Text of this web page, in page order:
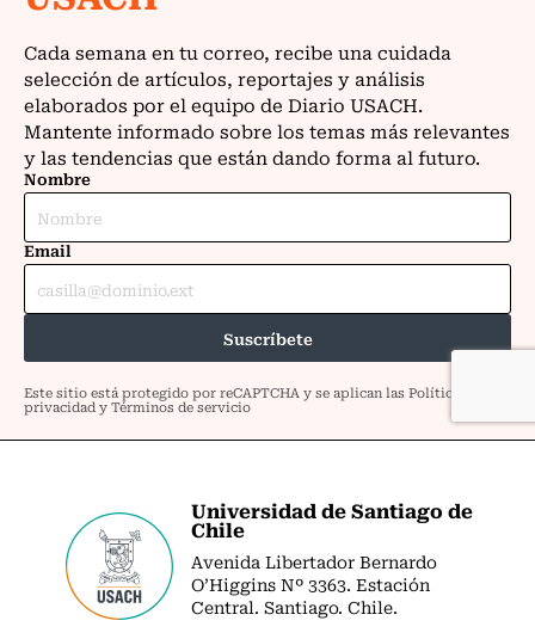
Universidad de Santiago de
Chile
Avenida Libertador Bernardo
O’Higgins Nº 3363. Estación
Central. Santiago. Chile.